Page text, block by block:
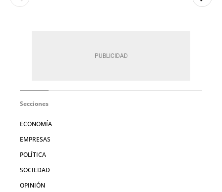
Secciones
ECONOMÍA
EMPRESAS
POLÍTICA
SOCIEDAD
OPINIÓN